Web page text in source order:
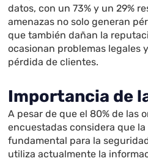
datos, con un 73% y un 29%
amenazas no solo generan
que también dañan la
ocasionan problemas legales
pérdida de clientes.
Importancia de
A pesar de que el 80% de las
encuestadas considera que la
fundamental para la
utiliza actualmente la